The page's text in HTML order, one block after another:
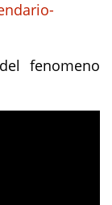
fenomeno